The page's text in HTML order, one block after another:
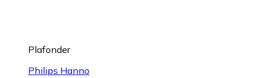
Plafonder
Philips Hanno